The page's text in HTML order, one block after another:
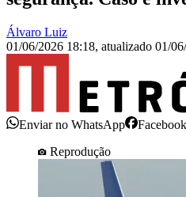
Álvaro Luiz
01/06/2026 18:18, atualizado 01/
Enviar no WhatsApp Facebook
Reprodução